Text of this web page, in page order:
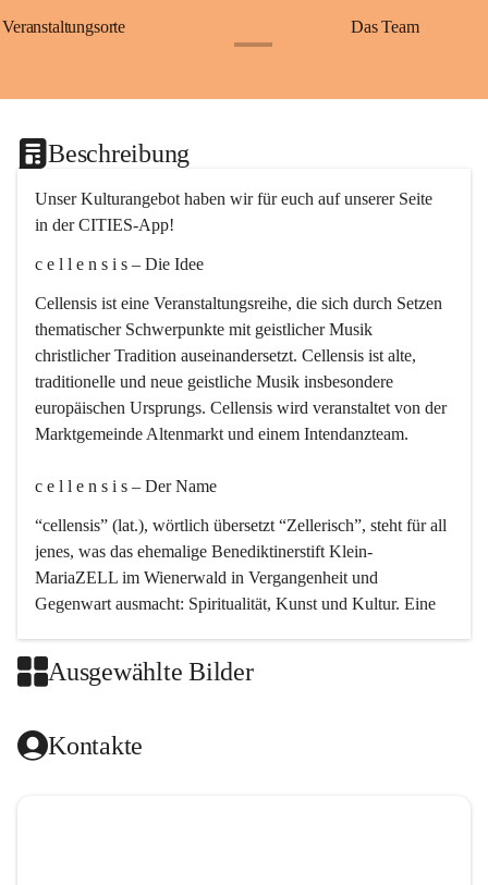
Veranstaltungsorte Das Team
Beschreibung
Unser Kulturangebot haben wir für euch auf unserer Seite
in der CITIES-App!
c e l l e n s i s – Die Idee
Cellensis ist eine Veranstaltungsreihe, die sich durch Setzen
thematischer Schwerpunkte mit geistlicher Musik
christlicher Tradition auseinandersetzt. Cellensis ist alte,
traditionelle und neue geistliche Musik insbesondere
europäischen Ursprungs. Cellensis wird veranstaltet von der
Marktgemeinde Altenmarkt und einem Intendanzteam.
c e l l e n s i s – Der Name
“cellensis” (lat.), wörtlich übersetzt “Zellerisch”, steht für all
jenes, was das ehemalige Benediktinerstift Klein-
MariaZELL im Wienerwald in Vergangenheit und
Gegenwart ausmacht: Spiritualität, Kunst und Kultur. Eine
Kirchenmusik, dem kunstvollen Lob Gottes.
Das kirchenmusikalische Festival Cellensis wird seit dem
Ausgewählte Bilder
Kontakte